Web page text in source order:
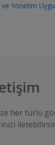
Yönetim
her türlü